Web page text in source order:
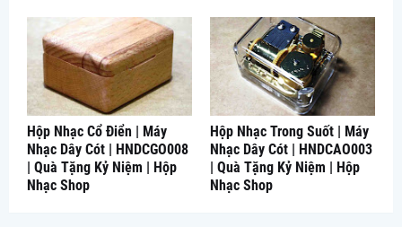
Hộp Nhạc Cổ Điển | Máy
Nhạc Dây Cót | HNDCGO008
| Quà Tặng Kỷ Niệm | Hộp
Nhạc Shop
Hộp Nhạc Trong Suốt | Máy
Nhạc Dây Cót | HNDCAO003
| Quà Tặng Kỷ Niệm | Hộp
Nhạc Shop